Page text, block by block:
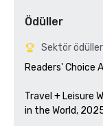
Ödüller
Sektör
Readers' Choice
Travel + Leisure
in the World,